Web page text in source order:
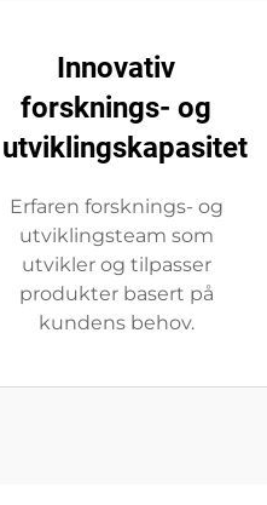
Innovativ
forsknings- og
utviklingskapasitet
Erfaren forsknings- og
utviklingsteam som
utvikler og tilpasser
produkter basert på
kundens behov.